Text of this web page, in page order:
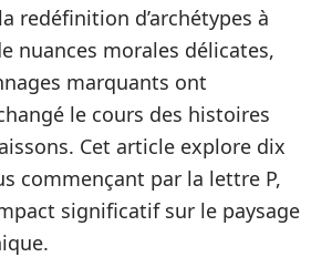
redéfinition d’archétypes à
nuances morales délicates,
marquants ont
le cours des histoires
Cet article explore dix
commençant par la lettre P,
significatif sur le paysage